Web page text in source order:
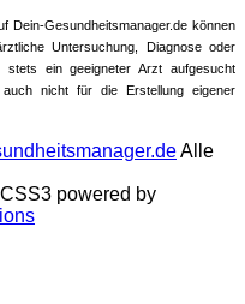
Dein-Gesundheitsmanager.de können
Untersuchung, Diagnose oder
ein geeigneter Arzt aufgesucht
nicht für die Erstellung eigener
Alle
powered by